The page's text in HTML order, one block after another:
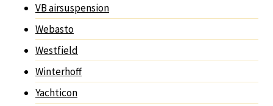
VB airsuspension
Webasto
Westfield
Winterhoff
Yachticon